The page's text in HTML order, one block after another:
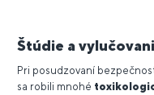
Štúdie a
Pri posudzovaní
sa robili mnohé